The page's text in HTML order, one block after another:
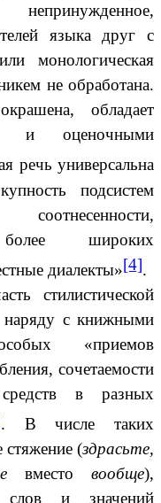
языка друг с
монологическая
не обработана.
обладает
и оценочными
речь универсальна
подсистем
широких
диалекты»[4].
стилистической
наряду с книжными
«приемов
сочетаемости
в разных
. В числе таких
стяжение (здрасьте,
вместовообще),
слов и значений